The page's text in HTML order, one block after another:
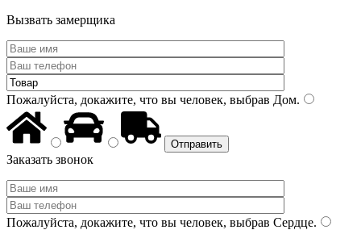
Вызвать замерщика
Пожалуйста, докажите, что вы человек, выбрав Дом.
Заказать звонок
Пожалуйста, докажите, что вы человек, выбрав Сердце.